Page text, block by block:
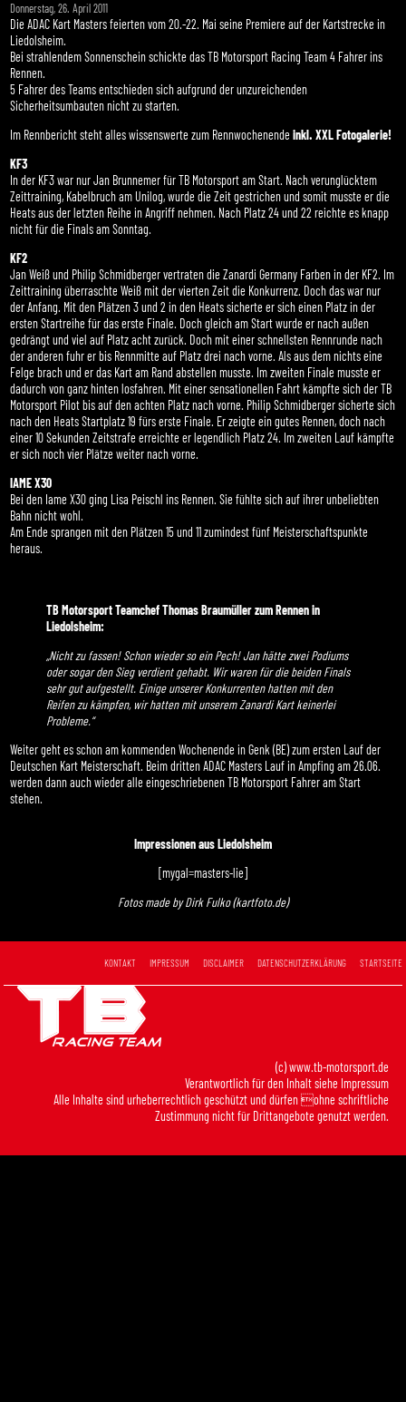
Donnerstag, 26. April 2011
Die ADAC Kart Masters feierten vom 20.-22. Mai seine Premiere auf der Kartstrecke in
Liedolsheim.
Bei strahlendem Sonnenschein schickte das TB Motorsport Racing Team 4 Fahrer ins
Rennen.
5 Fahrer des Teams entschieden sich aufgrund der unzureichenden
Sicherheitsumbauten nicht zu starten.
Im Rennbericht steht alles wissenswerte zum Rennwochenendeinkl. XXL Fotogalerie!
KF3
In der KF3 war nur Jan Brunnemer für TB Motorsport am Start. Nach verunglücktem
Zeittraining, Kabelbruch am Unilog, wurde die Zeit gestrichen und somit musste er die
Heats aus der letzten Reihe in Angriff nehmen. Nach Platz 24 und 22 reichte es knapp
nicht für die Finals am Sonntag.
KF2
Jan Weiß und Philip Schmidberger vertraten die Zanardi Germany Farben in der KF2. Im
Zeittraining überraschte Weiß mit der vierten Zeit die Konkurrenz. Doch das war nur
der Anfang. Mit den Plätzen 3 und 2 in den Heats sicherte er sich einen Platz in der
ersten Startreihe für das erste Finale. Doch gleich am Start wurde er nach außen
gedrängt und viel auf Platz acht zurück. Doch mit einer schnellsten Rennrunde nach
der anderen fuhr er bis Rennmitte auf Platz drei nach vorne. Als aus dem nichts eine
Felge brach und er das Kart am Rand abstellen musste. Im zweiten Finale musste er
dadurch von ganz hinten losfahren. Mit einer sensationellen Fahrt kämpfte sich der TB
Motorsport Pilot bis auf den achten Platz nach vorne. Philip Schmidberger sicherte sich
nach den Heats Startplatz 19 fürs erste Finale. Er zeigte ein gutes Rennen, doch nach
einer 10 Sekunden Zeitstrafe erreichte er legendlich Platz 24. Im zweiten Lauf kämpfte
er sich noch vier Plätze weiter nach vorne.
IAME X30
Bei den Iame X30 ging Lisa Peischl ins Rennen. Sie fühlte sich auf ihrer unbeliebten
Bahn nicht wohl.
Am Ende sprangen mit den Plätzen 15 und 11 zumindest fünf Meisterschaftspunkte
heraus.
TB Motorsport Teamchef Thomas Braumüller zum Rennen in
Liedolsheim:
„Nicht zu fassen! Schon wieder so ein Pech! Jan hätte zwei Podiums
oder sogar den Sieg verdient gehabt. Wir waren für die beiden Finals
sehr gut aufgestellt. Einige unserer Konkurrenten hatten mit den
Reifen zu kämpfen, wir hatten mit unserem Zanardi Kart keinerlei
Probleme.“
Weiter geht es schon am kommenden Wochenende in Genk (BE) zum ersten Lauf der
Deutschen Kart Meisterschaft. Beim dritten ADAC Masters Lauf in Ampfing am 26.06.
werden dann auch wieder alle eingeschriebenen TB Motorsport Fahrer am Start
stehen.
Impressionen aus Liedolsheim
[mygal=masters-lie]
Fotos made by Dirk Fulko (kartfoto.de)
STARTSEITE
DATENSCHUTZERKLÄRUNG
DISCLAIMER
IMPRESSUM
KONTAKT
(c) www.tb-motorsport.de
Verantwortlich für den Inhalt siehe Impressum
Alle Inhalte sind urheberrechtlich geschützt und dürfen ohne schriftliche
Zustimmung nicht für Drittangebote genutzt werden.